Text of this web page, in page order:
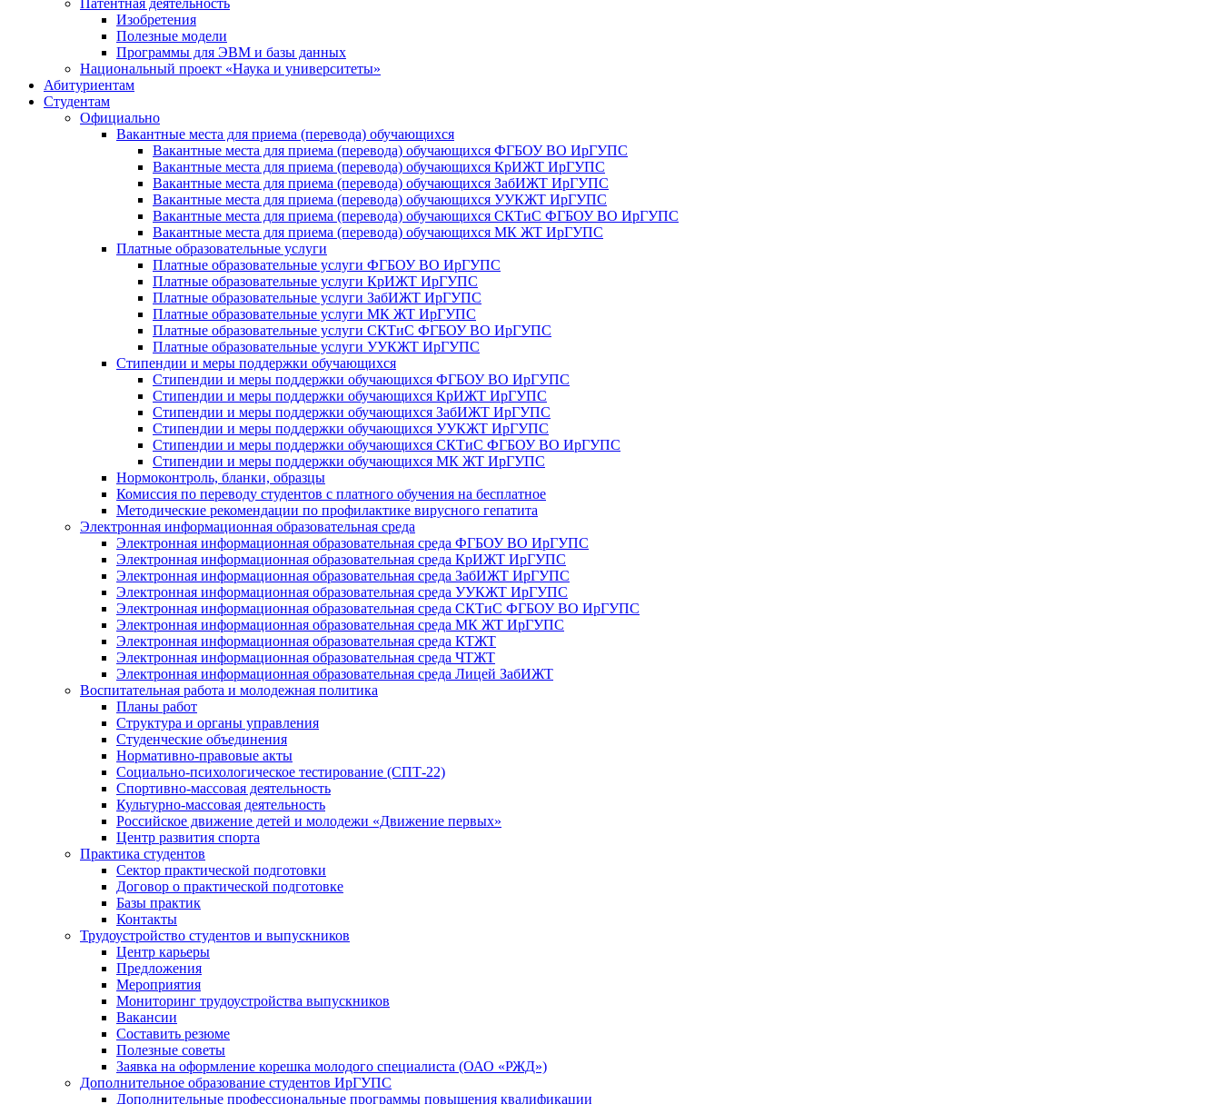
Патентная деятельность
Изобретения
Полезные модели
Программы для ЭВМ и базы данных
Национальный проект «Наука и университеты»
Абитуриентам
Студентам
Официально
Вакантные места для приема (перевода) обучающихся
Вакантные места для приема (перевода) обучающихся ФГБОУ ВО ИрГУПС
Вакантные места для приема (перевода) обучающихся КрИЖТ ИрГУПС
Вакантные места для приема (перевода) обучающихся ЗабИЖТ ИрГУПС
Вакантные места для приема (перевода) обучающихся УУКЖТ ИрГУПС
Вакантные места для приема (перевода) обучающихся СКТиС ФГБОУ ВО ИрГУПС
Вакантные места для приема (перевода) обучающихся МК ЖТ ИрГУПС
Платные образовательные услуги
Платные образовательные услуги ФГБОУ ВО ИрГУПС
Платные образовательные услуги КрИЖТ ИрГУПС
Платные образовательные услуги ЗабИЖТ ИрГУПС
Платные образовательные услуги МК ЖТ ИрГУПС
Платные образовательные услуги СКТиС ФГБОУ ВО ИрГУПС
Платные образовательные услуги УУКЖТ ИрГУПС
Стипендии и меры поддержки обучающихся
Стипендии и меры поддержки обучающихся ФГБОУ ВО ИрГУПС
Стипендии и меры поддержки обучающихся КрИЖТ ИрГУПС
Стипендии и меры поддержки обучающихся ЗабИЖТ ИрГУПС
Стипендии и меры поддержки обучающихся УУКЖТ ИрГУПС
Стипендии и меры поддержки обучающихся СКТиС ФГБОУ ВО ИрГУПС
Стипендии и меры поддержки обучающихся МК ЖТ ИрГУПС
Нормоконтроль, бланки, образцы
Комиссия по переводу студентов с платного обучения на бесплатное
Методические рекомендации по профилактике вирусного гепатита
Электронная информационная образовательная среда
Электронная информационная образовательная среда ФГБОУ ВО ИрГУПС
Электронная информационная образовательная среда КрИЖТ ИрГУПС
Электронная информационная образовательная среда ЗабИЖТ ИрГУПС
Электронная информационная образовательная среда УУКЖТ ИрГУПС
Электронная информационная образовательная среда СКТиС ФГБОУ ВО ИрГУПС
Электронная информационная образовательная среда МК ЖТ ИрГУПС
Электронная информационная образовательная среда КТЖТ
Электронная информационная образовательная среда ЧТЖТ
Электронная информационная образовательная среда Лицей ЗабИЖТ
Воспитательная работа и молодежная политика
Планы работ
Структура и органы управления
Студенческие объединения
Нормативно-правовые акты
Социально-психологическое тестирование (СПТ-22)
Спортивно-массовая деятельность
Культурно-массовая деятельность
Российское движение детей и молодежи «Движение первых»
Центр развития спорта
Практика студентов
Сектор практической подготовки
Договор о практической подготовке
Базы практик
Контакты
Трудоустройство студентов и выпускников
Центр карьеры
Предложения
Мероприятия
Мониторинг трудоустройства выпускников
Вакансии
Составить резюме
Полезные советы
Заявка на оформление корешка молодого специалиста (ОАО «РЖД»)
Дополнительное образование студентов ИрГУПС
Дополнительные профессиональные программы повышения квалификации